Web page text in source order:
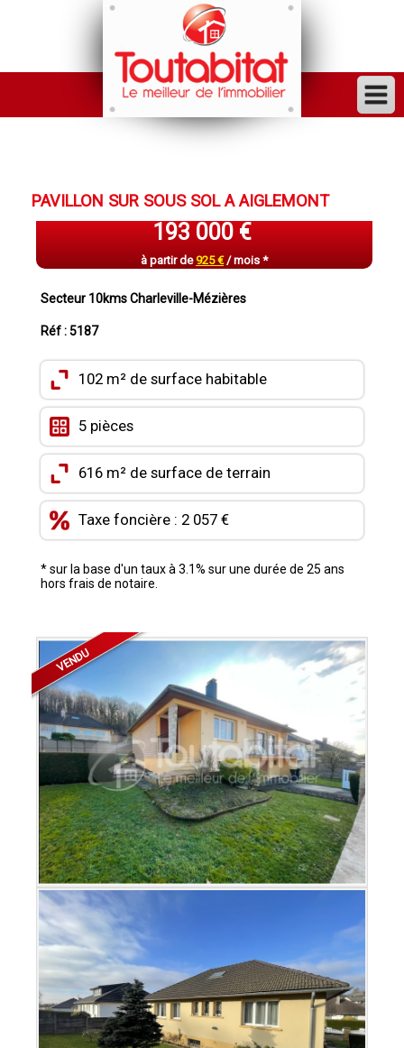
ACHETER
FINANCER
LOUER
VENDU
MON COMPTE
MES FAVORIS
PAVILLON SUR SOUS SOL A AIGLEMONT
193 000 €
à partir de925 €/ mois *
Secteur 10kms Charleville-Mézières
Réf : 5187
102 m² de surface habitable
5 pièces
616 m² de surface de terrain
Taxe foncière : 2 057 €
* sur la base d'un taux à 3.1% sur une durée de 25 ans
hors frais de notaire.
VENDU